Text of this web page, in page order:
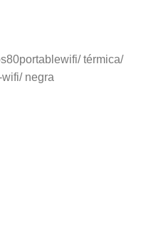
térmica/
negra